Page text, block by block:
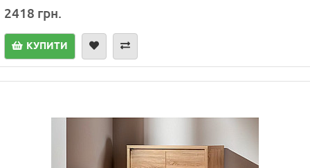
2418 грн.
КУПИТИ